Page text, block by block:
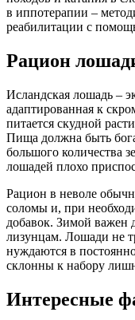
в иппотерапии –
реабилитации с
Рацион
Исландская лошадь –
адаптированная к
питается скудной
Пища должна быть
большого количества
лошадей плохо
Рацион в неволе
соломы и, при
добавок. Зимой важен
лизунцам. Лошади не
нуждаются в
склонны к набору
Интересные